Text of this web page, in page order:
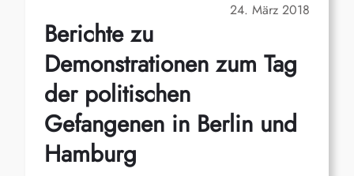
24. März 2018
Berichte zu
Demonstrationen zum Tag
der politischen
Gefangenen in Berlin und
Hamburg